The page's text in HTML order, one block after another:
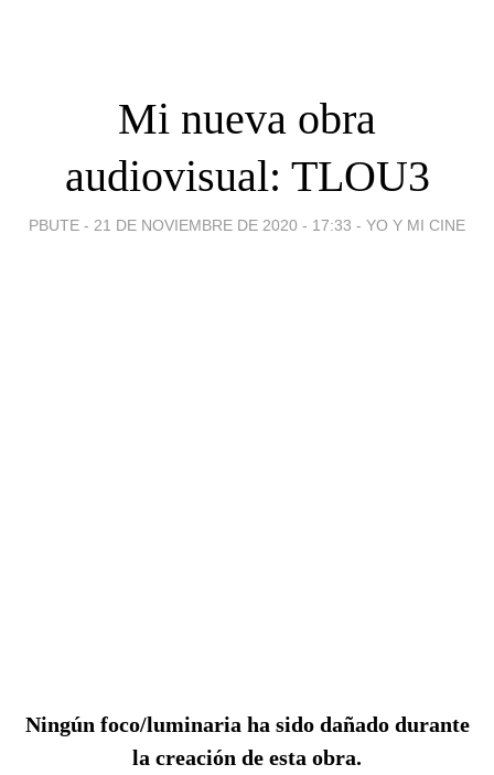
Mi nueva obra
audiovisual: TLOU3
PBUTE - 21 DE NOVIEMBRE DE 2020 - 17:33 - YO Y MI CINE
Ningún foco/luminaria ha sido dañado durante
la creación de esta obra.